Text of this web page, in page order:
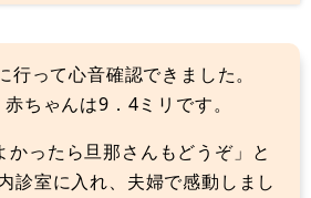
って心音確認できました。
ちゃんは9．4ミリです。
かったら旦那さんもどうぞ」と
診室に入れ、夫婦で感動しまし